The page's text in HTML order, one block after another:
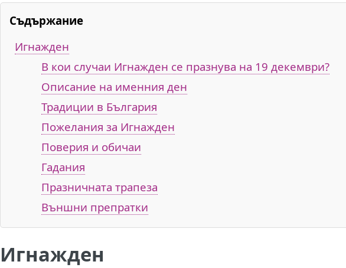
Съдържание
Игнажден
В кои случаи Игнажден се празнува на 19 декември?
Описание на именния ден
Традиции в България
Пожелания за Игнажден
Поверия и обичаи
Гадания
Празничната трапеза
Външни препратки
Игнажден